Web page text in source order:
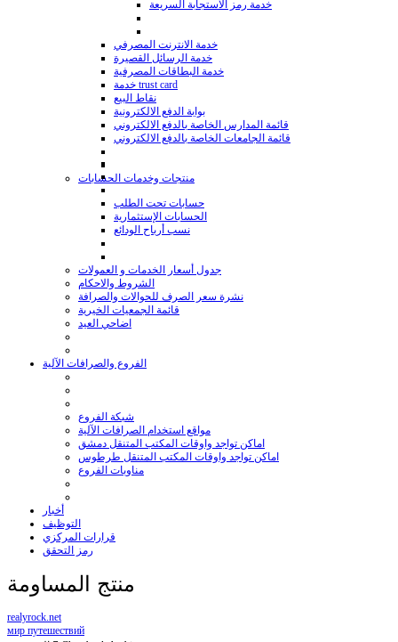
خدمة رمز الاستجابة السريعة
خدمة الانترنت المصرفي
خدمة الرسائل القصيرة
خدمة البطاقات المصرفية
خدمة trust card
نقاط البيع
بوابة الدفع الالكترونية
قائمة المدارس الخاصة بالدفع الالكتروني
قائمة الجامعات الخاصة بالدفع الالكتروني
منتجات وخدمات الحسابات
حسابات تحت الطلب
الحسابات الإستثمارية
نسب أرباح الودائع
جدول أسعار الخدمات و العمولات
الشروط والاحكام
نشرة سعر الصرف للحوالات والصرافة
قائمة الجمعيات الخيرية
اضاحي العيد
الفروع والصرافات الآلية
شبكة الفروع
مواقع استخدام الصرافات الآلية
اماكن تواجد واوقات المكتب المتنقل دمشق
اماكن تواجد واوقات المكتب المتنقل طرطوس
مناوبات الفروع
أخبار
التوظيف
قرارات المركزي
رمز التحقق
منتج المساومة
realyrock.net
мир путешествий